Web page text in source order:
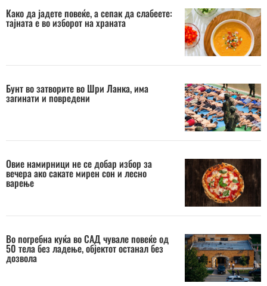
Како да јадете повеќе, а сепак да слабеете:
тајната е во изборот на храната
Бунт во затворите во Шри Ланка, има
загинати и повредени
Овие намирници не се добар избор за
вечера ако сакате мирен сон и лесно
варење
Во погребна куќа во САД чувале повеќе од
50 тела без ладење, објектот останал без
дозвола